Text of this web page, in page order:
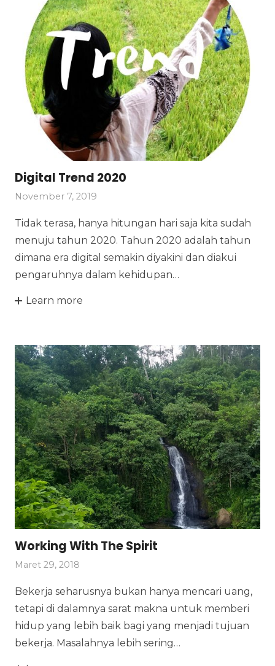
Digital Trend 2020
November 7, 2019
Tidak terasa, hanya hitungan hari saja kita sudah
menuju tahun 2020. Tahun 2020 adalah tahun
dimana era digital semakin diyakini dan diakui
pengaruhnya dalam kehidupan…
Learn more
Working With The Spirit
Maret 29, 2018
Bekerja seharusnya bukan hanya mencari uang,
tetapi di dalamnya sarat makna untuk memberi
hidup yang lebih baik bagi yang menjadi tujuan
bekerja. Masalahnya lebih sering…